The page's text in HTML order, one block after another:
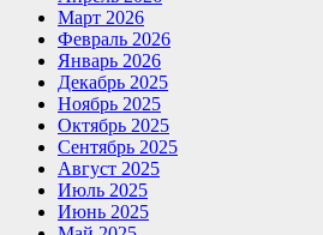
Март 2026
Февраль 2026
Январь 2026
Декабрь 2025
Ноябрь 2025
Октябрь 2025
Сентябрь 2025
Август 2025
Июль 2025
Июнь 2025